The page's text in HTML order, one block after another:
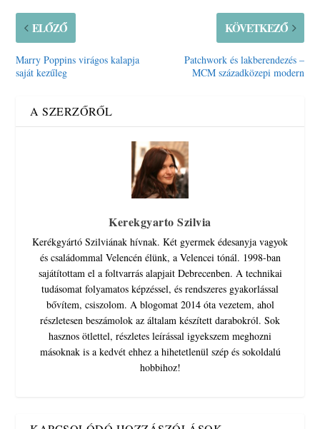
ELŐZŐ
Marry Poppins virágos kalapja
saját kezűleg
KÖVETKEZŐ
Patchwork és lakberendezés –
MCM századközepi modern
A SZERZŐRŐL
Kerekgyarto Szilvia
Kerékgyártó Szilviának hívnak. Két gyermek édesanyja vagyok
és családommal Velencén élünk, a Velencei tónál. 1998-ban
sajátítottam el a foltvarrás alapjait Debrecenben. A technikai
tudásomat folyamatos képzéssel, és rendszeres gyakorlással
bővítem, csiszolom. A blogomat 2014 óta vezetem, ahol
részletesen beszámolok az általam készített darabokról. Sok
hasznos ötlettel, részletes leírással igyekszem meghozni
másoknak is a kedvét ehhez a hihetetlenül szép és sokoldalú
hobbihoz!